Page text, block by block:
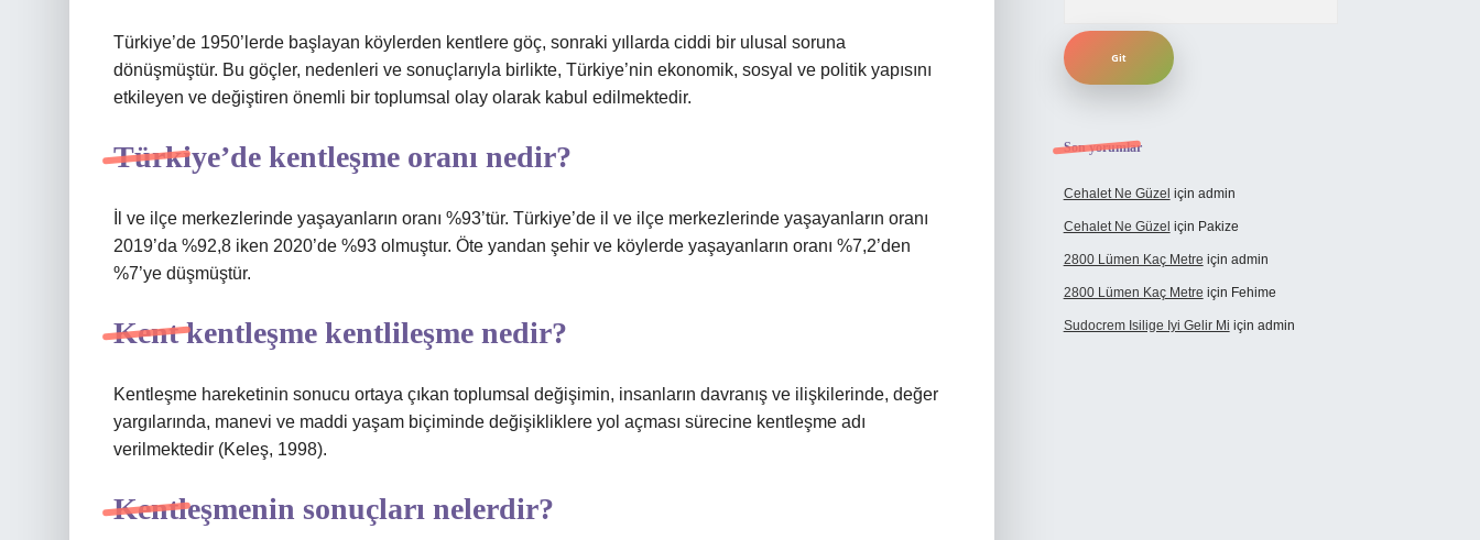
Türkiye’de 1950’lerde başlayan köylerden kentlere göç, sonraki yıllarda ciddi bir ulusal soruna
dönüşmüştür. Bu göçler, nedenleri ve sonuçlarıyla birlikte, Türkiye’nin ekonomik, sosyal ve politik yapısını
etkileyen ve değiştiren önemli bir toplumsal olay olarak kabul edilmektedir.
Türkiye’de kentleşme oranı nedir?
İl ve ilçe merkezlerinde yaşayanların oranı %93’tür. Türkiye’de il ve ilçe merkezlerinde yaşayanların oranı
2019’da %92,8 iken 2020’de %93 olmuştur. Öte yandan şehir ve köylerde yaşayanların oranı %7,2’den
%7’ye düşmüştür.
Kent kentleşme kentlileşme nedir?
Kentleşme hareketinin sonucu ortaya çıkan toplumsal değişimin, insanların davranış ve ilişkilerinde, değer
yargılarında, manevi ve maddi yaşam biçiminde değişikliklere yol açması sürecine kentleşme adı
verilmektedir (Keleş, 1998).
Kentleşmenin sonuçları nelerdir?
Son yorumlar
Cehalet Ne Güzel için admin
Cehalet Ne Güzel için Pakize
2800 Lümen Kaç Metre için admin
2800 Lümen Kaç Metre için Fehime
Sudocrem Isilige Iyi Gelir Mi için admin